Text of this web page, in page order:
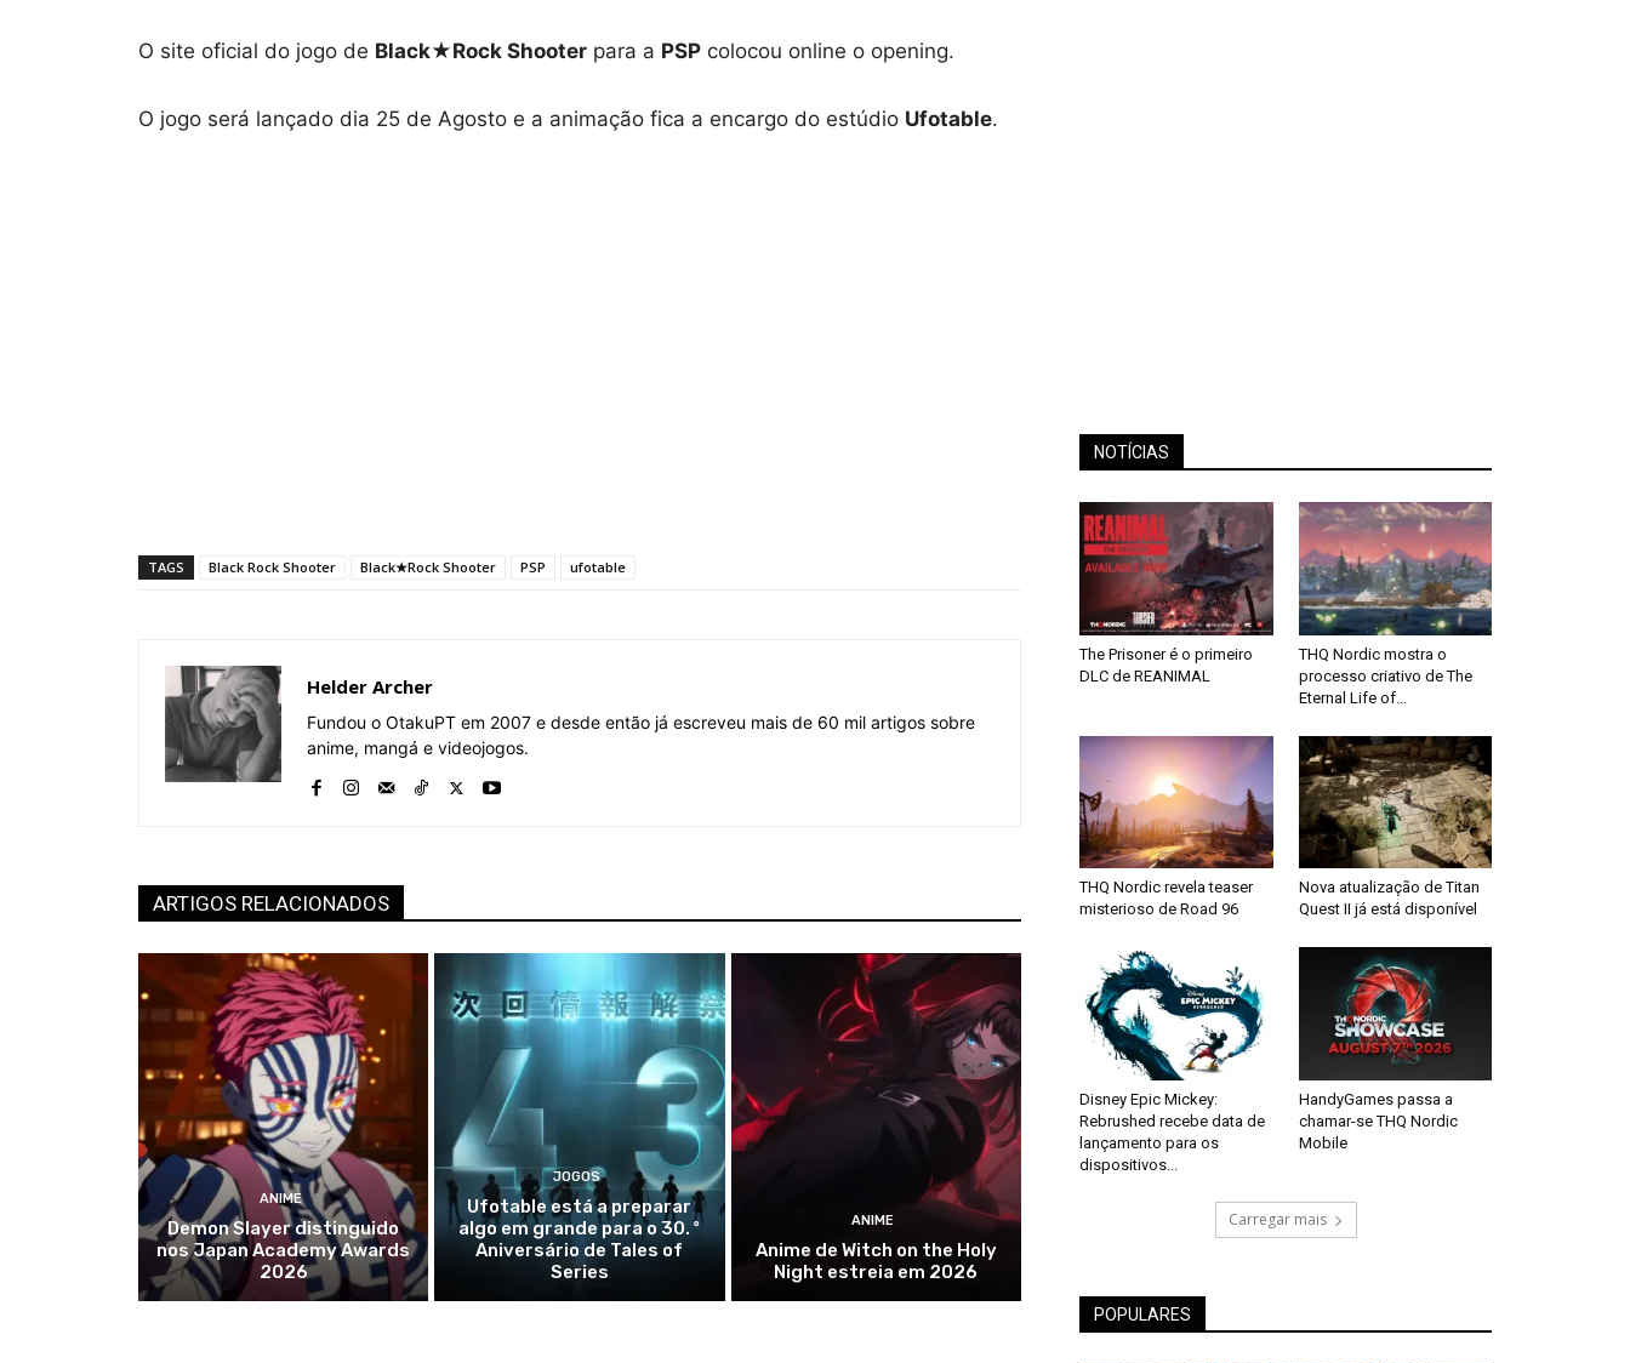
O site oficial do jogo de Black★Rock Shooter para a PSP colocou online o opening.
O jogo será lançado dia 25 de Agosto e a animação fica a encargo do estúdio Ufotable.
TAGS Black Rock Shooter Black★Rock Shooter PSP ufotable
Helder Archer
Fundou o OtakuPT em 2007 e desde então já escreveu mais de 60 mil artigos sobre
anime, mangá e videojogos.
ARTIGOS RELACIONADOS
ANIME
Demon Slayer distinguido
nos Japan Academy Awards
2026
JOGOS
Ufotable está a preparar
algo em grande para o 30. º
Aniversário de Tales of
Series
ANIME
Anime de Witch on the Holy
Night estreia em 2026
NOTÍCIAS
The Prisoner é o primeiro
DLC de REANIMAL
THQ Nordic mostra o
processo criativo de The
Eternal Life of...
THQ Nordic revela teaser
misterioso de Road 96
Nova atualização de Titan
Quest II já está disponível
Disney Epic Mickey:
Rebrushed recebe data de
lançamento para os
dispositivos...
HandyGames passa a
chamar-se THQ Nordic
Mobile
Carregar mais
POPULARES